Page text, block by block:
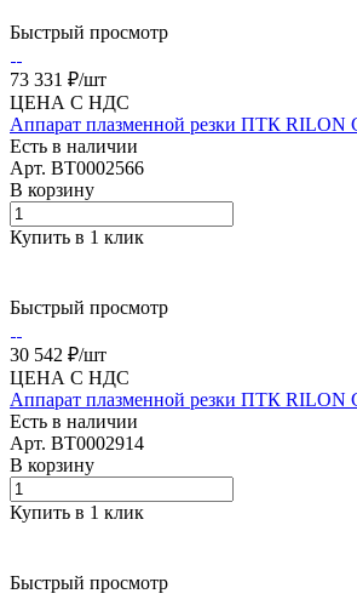
Быстрый просмотр
73 331 ₽/шт
ЦЕНА С НДС
Аппарат плазменной резки ПТК RILON
Есть в наличии
Арт. BT0002566
В корзину
Купить в 1 клик
Быстрый просмотр
30 542 ₽/шт
ЦЕНА С НДС
Аппарат плазменной резки ПТК RILON
Есть в наличии
Арт. BT0002914
В корзину
Купить в 1 клик
Быстрый просмотр